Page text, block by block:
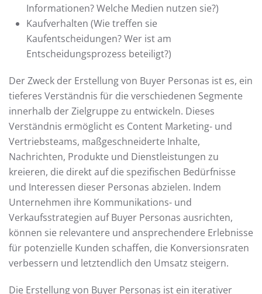
Informationen? Welche Medien nutzen sie?)
Kaufverhalten (Wie treffen sie
Kaufentscheidungen? Wer ist am
Entscheidungsprozess beteiligt?)
Der Zweck der Erstellung von Buyer Personas ist es, ein
tieferes Verständnis für die verschiedenen Segmente
innerhalb der Zielgruppe zu entwickeln. Dieses
Verständnis ermöglicht es Content Marketing- und
Vertriebsteams, maßgeschneiderte Inhalte,
Nachrichten, Produkte und Dienstleistungen zu
kreieren, die direkt auf die spezifischen Bedürfnisse
und Interessen dieser Personas abzielen. Indem
Unternehmen ihre Kommunikations- und
Verkaufsstrategien auf Buyer Personas ausrichten,
können sie relevantere und ansprechendere Erlebnisse
für potenzielle Kunden schaffen, die Konversionsraten
verbessern und letztendlich den Umsatz steigern.
Die Erstellung von Buyer Personas ist ein iterativer